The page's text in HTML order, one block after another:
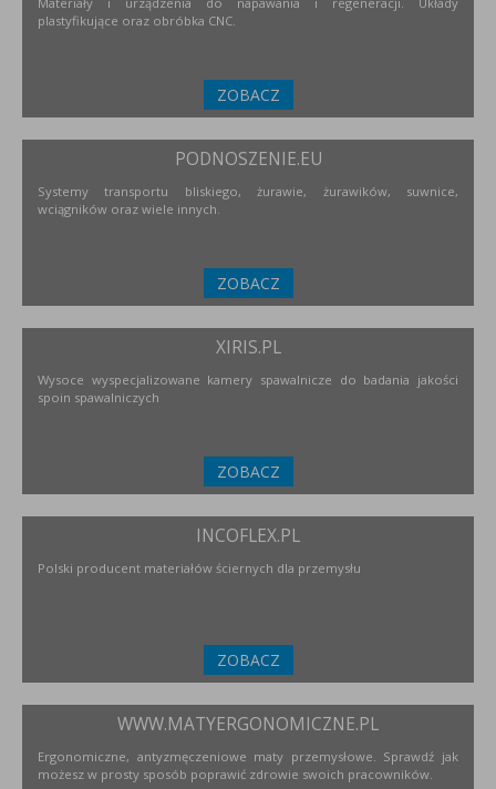
plastyfikujące oraz obróbka CNC.
ZOBACZ
PODNOSZENIE.EU
Systemy transportu bliskiego, żurawie, żurawików, suwnice,
wciągników oraz wiele innych.
ZOBACZ
XIRIS.PL
Wysoce wyspecjalizowane kamery spawalnicze do badania jakości
spoin spawalniczych
ZOBACZ
INCOFLEX.PL
Polski producent materiałów ściernych dla przemysłu
ZOBACZ
WWW.MATYERGONOMICZNE.PL
Ergonomiczne, antyzmęczeniowe maty przemysłowe. Sprawdź jak
możesz w prosty sposób poprawić zdrowie swoich pracowników.